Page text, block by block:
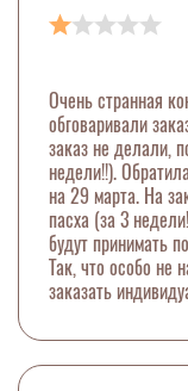
Очень странная
обговаривали
заказ не делали,
недели!!).
на 29 марта. На
пасха (за 3
будут принимать
Так, что особо не
заказать